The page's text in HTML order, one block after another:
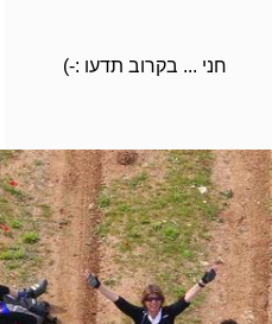
חני ... בקרוב תדעו :-)